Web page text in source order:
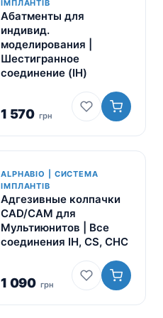
ІМПЛАНТІВ
Абатменты для
индивид.
моделирования |
Шестигранное
соединение (IH)
1 570 грн
ALPHABIO | СИСТЕМА
ІМПЛАНТІВ
Адгезивные колпачки
CAD/CAM для
Мультиюнитов | Все
соединения IH, CS, CHC
1 090 грн